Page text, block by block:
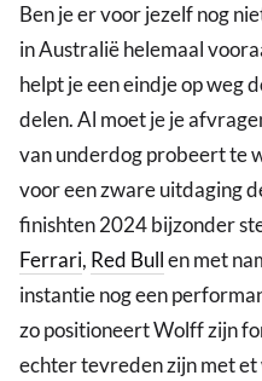
Ben je er voor jezelf nog
in Australië helemaal
helpt je een eindje op weg
delen. Al moet je je
van underdog probeert te
voor een zware uitdaging
finishten 2024 bijzonder
Ferrari, Red Bullen met
instantie nog een
zo positioneert Wolff zijn
echter tevreden zijn met